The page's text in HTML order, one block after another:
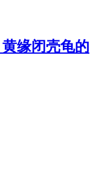
缘闭壳龟的